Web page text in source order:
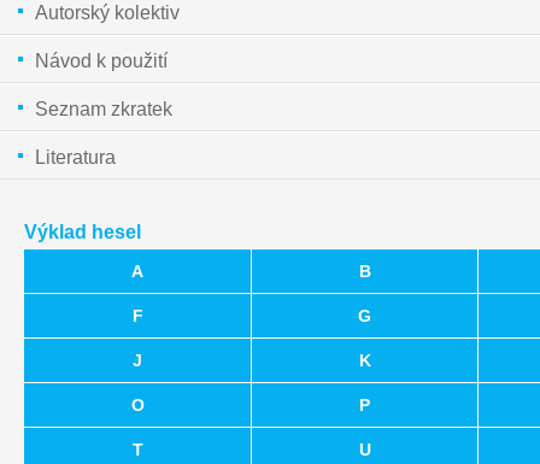
Autorský kolektiv
Návod k použití
Seznam zkratek
Literatura
Výklad hesel
A B
F G
J K
O P
T U